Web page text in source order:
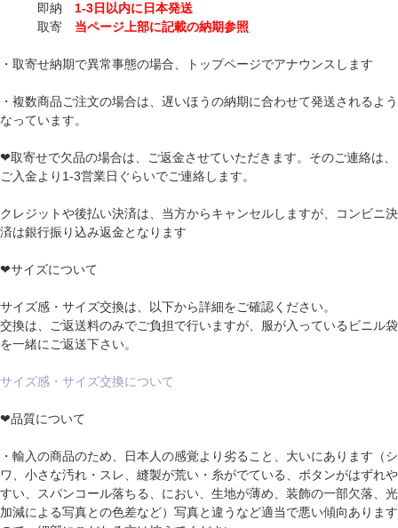
即納 1-3日以内に日本発送
取寄 当ページ上部に記載の納期参照
・取寄せ納期で異常事態の場合、トップページでアナウンスします
・複数商品ご注文の場合は、遅いほうの納期に合わせて発送されるよう
なっています。
❤取寄せで欠品の場合は、ご返金させていただきます。そのご連絡は、
ご入金より1-3営業日ぐらいでご連絡します。
クレジットや後払い決済は、当方からキャンセルしますが、コンビニ決
済は銀行振り込み返金となります
❤サイズについて
サイズ感・サイズ交換は、以下から詳細をご確認ください。
交換は、ご返送料のみでご負担で行いますが、服が入っているビニル袋
を一緒にご返送下さい。
サイズ感・サイズ交換について
❤品質について
・輸入の商品のため、日本人の感覚より劣ること、大いにあります（シ
ワ、小さな汚れ・スレ、縫製が荒い・糸がでている、ボタンがはずれや
すい、スパンコール落ちる、におい、生地が薄め、装飾の一部欠落、光
加減による写真との色差など）写真と違うなど適当で悪い傾向あります